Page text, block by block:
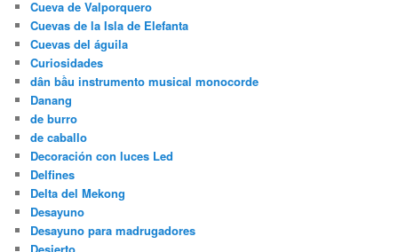
Cueva de Valporquero
Cuevas de la Isla de Elefanta
Cuevas del águila
Curiosidades
dân bầu instrumento musical monocorde
Danang
de burro
de caballo
Decoración con luces Led
Delfines
Delta del Mekong
Desayuno
Desayuno para madrugadores